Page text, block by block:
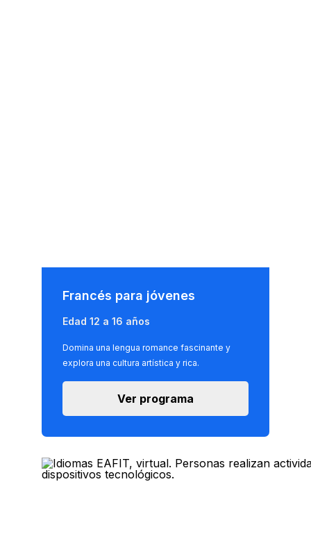
Francés para jóvenes
Edad 12 a 16 años
Domina una lengua romance fascinante y
explora una cultura artística y rica.
Ver programa